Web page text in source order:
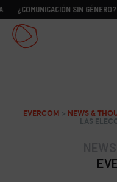
SIN GÉNERO?
EVERCOM > NEWS &
LAS